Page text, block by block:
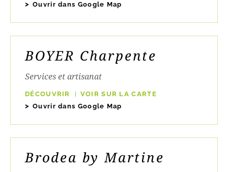
Ouvrir dans Google Map
BOYER Charpente
Services et artisanat
DÉCOUVRIR
VOIR SUR LA CARTE
Ouvrir dans Google Map
Brodea by Martine